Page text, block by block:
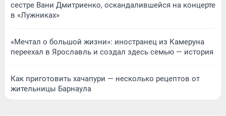
сестре Вани Дмитриенко, оскандалившейся на концерте
в «Лужниках»
«Мечтал о большой жизни»: иностранец из Камеруна
переехал в Ярославль и создал здесь семью — история
Как приготовить хачапури — несколько рецептов от
жительницы Барнаула